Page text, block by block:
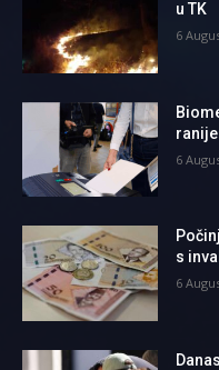
u TK
6
6
s
6